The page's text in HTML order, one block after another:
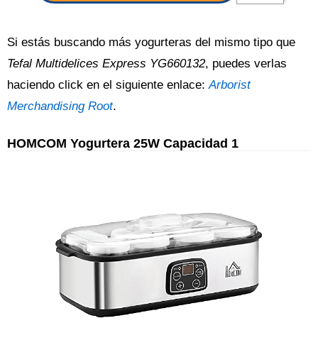
Si estás buscando más yogurteras del mismo tipo que
Tefal Multidelices Express YG660132, puedes verlas
haciendo click en el siguiente enlace:Arborist
Merchandising Root.
HOMCOM Yogurtera 25W Capacidad 1